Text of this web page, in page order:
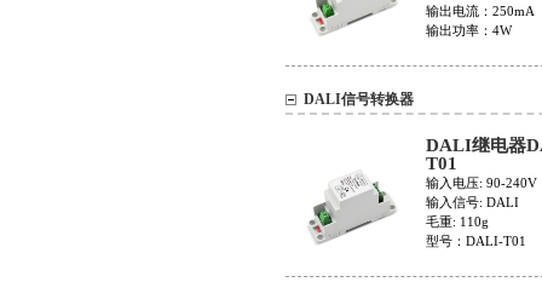
输出电流：250mA
输出功率：4W
DALI信号转换器
DALI继电器
T01
输入电压: 90-240V
输入信号: DALI
毛重: 110g
型号：DALI-T01